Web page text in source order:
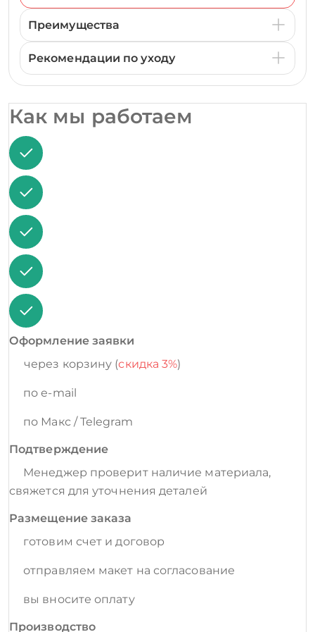
Преимущества
Рекомендации по уходу
Как мы работаем
Оформление заявки
через корзину (скидка 3%)
по e-mail
по Макс / Telegram
Подтверждение
Менеджер проверит наличие материала,
свяжется для уточнения деталей
Размещение заказа
готовим счет и договор
отправляем макет на согласование
вы вносите оплату
Производство